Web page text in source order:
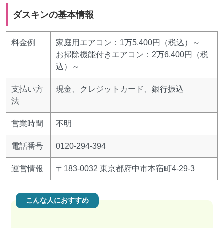
ダスキンの基本情報
料金例
家庭用エアコン：1万5,400円（税込）～
お掃除機能付きエアコン：2万6,400円（税
込）～
支払い方
法
現金、クレジットカード、銀行振込
営業時間 不明
電話番号 0120-294-394
運営情報 〒183-0032 東京都府中市本宿町4-29-3
こんな人におすすめ